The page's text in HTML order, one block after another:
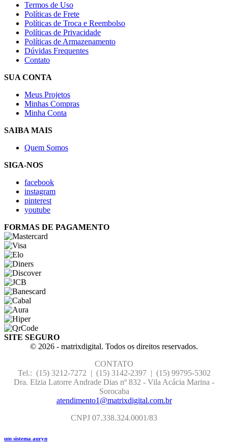
Termos de Uso
Políticas de Frete
Políticas de Troca e Reembolso
Políticas de Privacidade
Políticas de Armazenamento
Dúvidas Frequentes
Contato
SUA CONTA
Meus Projetos
Minhas Compras
Minha Conta
SAIBA MAIS
Quem Somos
SIGA-NOS
facebook
instagram
pinterest
youtube
FORMAS DE PAGAMENTO
SITE SEGURO
© 2026 - matrixdigital. Todos os direitos reservados.
CONTATO
Tel.: (15) 3212-7272 | (15) 3142-2397 | (15) 99795-5302
Dra. Elzia Latorre Andrade Dias nº 832 - Vila Acácia Marina -
Sorocaba
atendimento1@matrixdigital.com.br
CNPJ 07.338.324.0001/83
um sistema auryn